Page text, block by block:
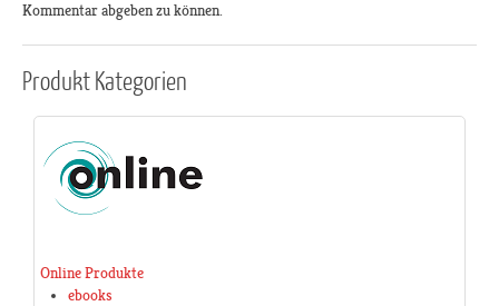
Kommentar abgeben zu können.
ProduktKategorien
Online Produkte
ebooks